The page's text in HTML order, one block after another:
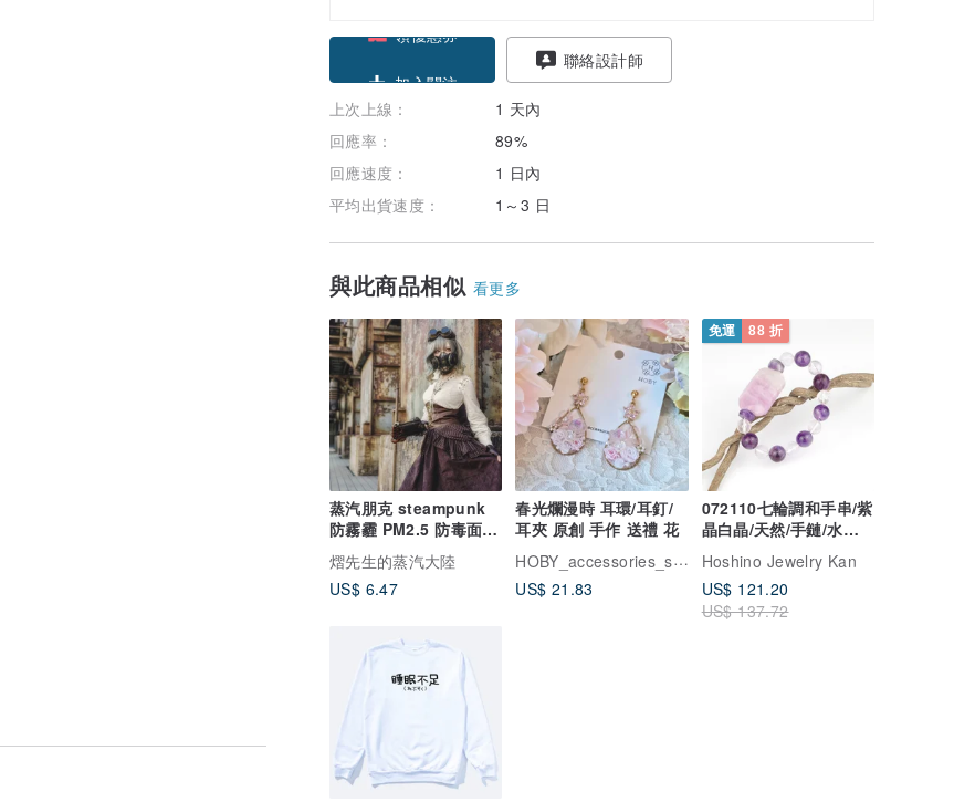
加入關注
聯絡設計師
上次上線：
1 天內
回應率：
89%
回應速度：
1 日內
平均出貨速度：
1～3 日
與此商品相似 看更多
蒸汽朋克 steampunk
防霧霾 PM2.5 防毒面具
面罩 風鏡
熠先生的蒸汽大陸
US$ 6.47
春光爛漫時 耳環/耳釘/
耳夾 原創 手作 送禮 花
HOBY_accessories_studio 荷比手作飾品
US$ 21.83
免運 88 折
072110七輪調和手串/紫
晶白晶/天然/手鏈/水晶/
能量石/原生態
Hoshino Jewelry Kan
US$ 121.20
US$ 137.72